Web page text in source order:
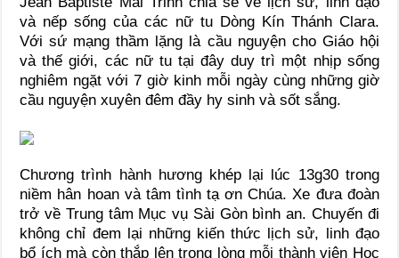
và nếp sống của các nữ tu Dòng Kín Thánh Clara.
Với sứ mạng thầm lặng là cầu nguyện cho Giáo hội
và thế giới, các nữ tu tại đây duy trì một nhịp sống
nghiêm ngặt với 7 giờ kinh mỗi ngày cùng những giờ
cầu nguyện xuyên đêm đầy hy sinh và sốt sắng.
Chương trình hành hương khép lại lúc 13g30 trong
niềm hân hoan và tâm tình tạ ơn Chúa. Xe đưa đoàn
trở về Trung tâm Mục vụ Sài Gòn bình an. Chuyến đi
không chỉ đem lại những kiến thức lịch sử, linh đạo
bổ ích mà còn thắp lên trong lòng mỗi thành viên Học